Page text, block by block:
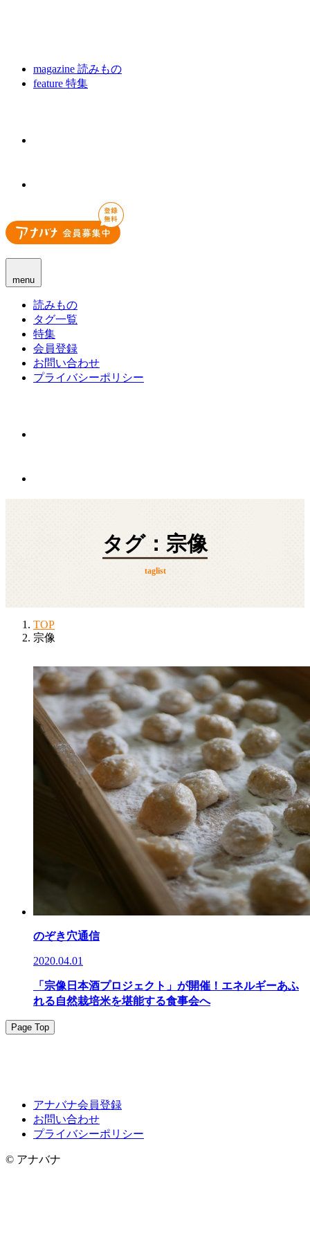
magazine 読みもの
feature 特集
menu
読みもの
タグ一覧
特集
会員登録
お問い合わせ
プライバシーポリシー
タグ：宗像
taglist
TOP
宗像
のぞき穴通信
2020.04.01
「宗像日本酒プロジェクト」が開催！エネルギーあふ
れる自然栽培米を堪能する食事会へ
Page Top
アナバナ会員登録
お問い合わせ
プライバシーポリシー
© アナバナ